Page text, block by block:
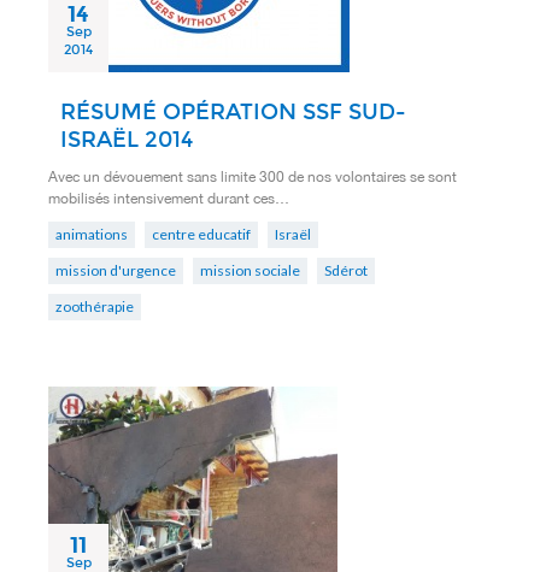
14
Sep
2014
RÉSUMÉ OPÉRATION SSF SUD-
ISRAËL 2014
Avec un dévouement sans limite 300 de nos volontaires se sont
mobilisés intensivement durant ces…
animations centre educatif
Israël
mission d'urgence
mission sociale
Sdérot
zoothérapie
11
Sep